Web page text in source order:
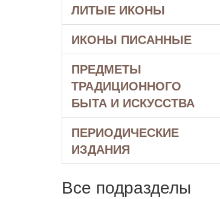
ЛИТЫЕ ИКОНЫ
ИКОНЫ ПИСАННЫЕ
ПРЕДМЕТЫ
ТРАДИЦИОННОГО
БЫТА И ИСКУССТВА
ПЕРИОДИЧЕСКИЕ
ИЗДАНИЯ
Все подразделы